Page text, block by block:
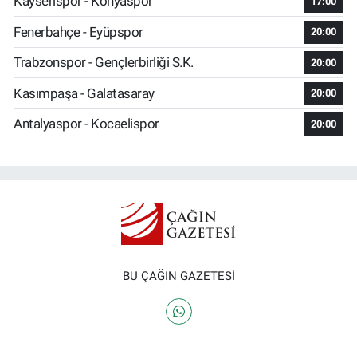
Fenerbahçe - Eyüpspor 20:00
Trabzonspor - Gençlerbirliği S.K. 20:00
Kasımpaşa - Galatasaray 20:00
Antalyaspor - Kocaelispor 20:00
BU ÇAĞIN GAZETESİ